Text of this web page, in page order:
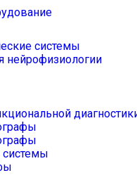
системы
нейрофизиологии
системы